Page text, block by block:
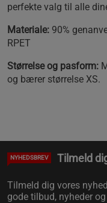
perfekte valg til alle
Materiale: 90%
RPET
Størrelse og pasform:
og bærer størrelse XS.
NYHEDSBREV Tilmeld
Tilmeld dig vores
gode tilbud, nyheder